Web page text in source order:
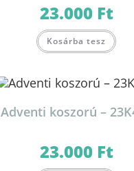
23.000 Ft
Kosárba tesz
Adventi koszorú –
23.000 Ft